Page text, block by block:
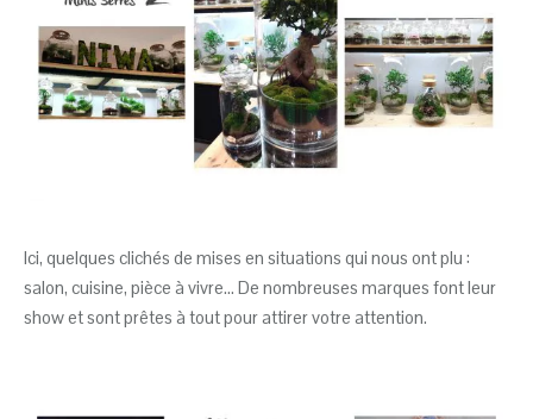
Ici, quelques clichés de mises en situations qui nous ont plu :
salon, cuisine, pièce à vivre… De nombreuses marques font leur
show et sont prêtes à tout pour attirer votre attention.